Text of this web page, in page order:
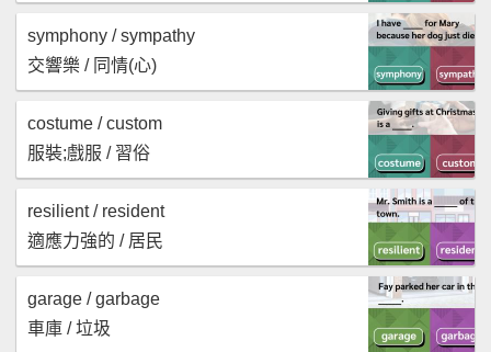
symphony / sympathy
交響樂 / 同情(心)
costume / custom
服裝;戲服 / 習俗
resilient / resident
適應力強的 / 居民
garage / garbage
車庫 / 垃圾